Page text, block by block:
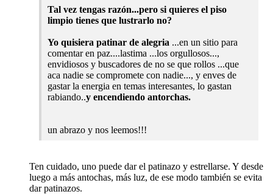
Tal vez tengas razón...pero si quieres el piso
limpio tienes que lustrarlo no?
Yo quisiera patinar de alegria ...en un sitio para
comentar en paz....lastima ...los orgullosos...,
envidiosos y buscadores de no se que rollos ...que
aca nadie se compromete con nadie..., y enves de
gastar la energia en temas interesantes, lo gastan
rabiando..y encendiendo antorchas.
un abrazo y nos leemos!!!
Ten cuidado, uno puede dar el patinazo y estrellarse. Y desde
luego a más antochas, más luz, de ese modo también se evita
dar patinazos.